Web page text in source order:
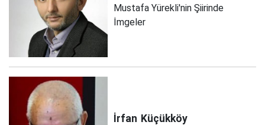
Mustafa Yürekli'nin Şiirinde
İmgeler
İrfan Küçükköy